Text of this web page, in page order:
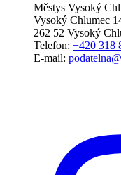
Městys Vysoký
Vysoký Chlumec
262 52 Vysoký
Telefon: +420 318
E-mail: